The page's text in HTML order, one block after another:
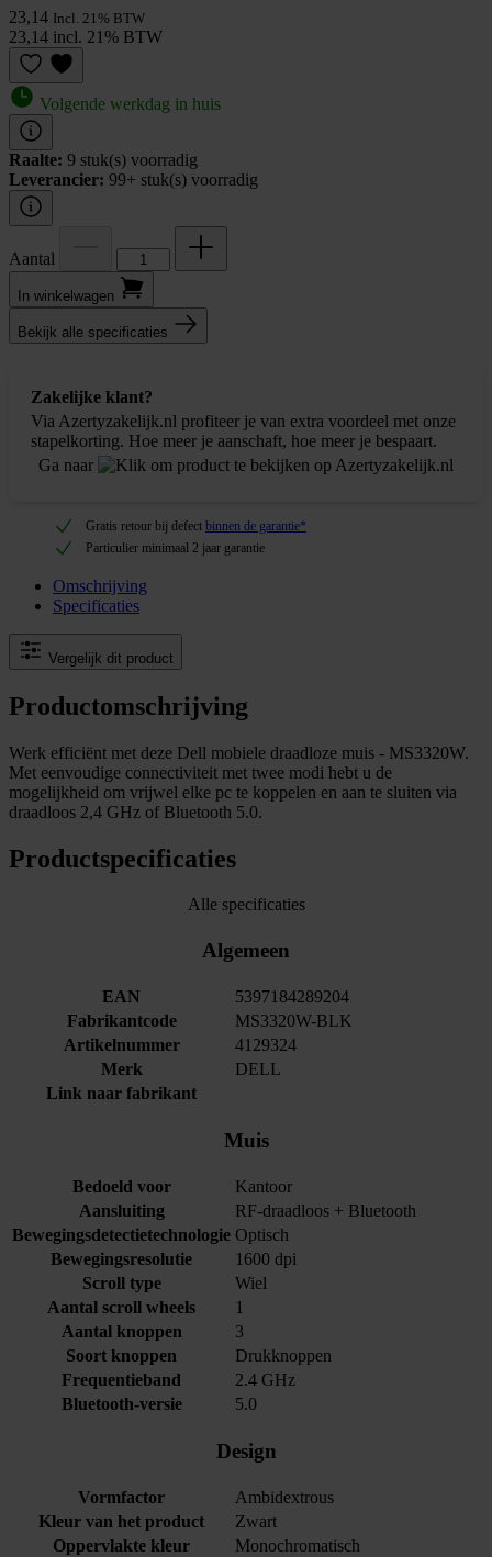
23,14 Incl. 21% BTW
23,14 incl. 21% BTW
Volgende werkdag in huis
Raalte: 9 stuk(s) voorradig
Leverancier: 99+ stuk(s) voorradig
Aantal
In winkel­wagen
Bekijk alle specificaties
Zakelijke klant?
Via Azertyzakelijk.nl profiteer je van extra voordeel met onze
stapelkorting. Hoe meer je aanschaft, hoe meer je bespaart.
Ga naar
Gratis retour bij defect binnen de garantie*
Particulier minimaal 2 jaar garantie
Omschrijving
Specificaties
Vergelijk dit product
Productomschrijving
Werk efficiënt met deze Dell mobiele draadloze muis - MS3320W.
Met eenvoudige connectiviteit met twee modi hebt u de
mogelijkheid om vrijwel elke pc te koppelen en aan te sluiten via
draadloos 2,4 GHz of Bluetooth 5.0.
Productspecificaties
Alle specificaties
Algemeen
EAN
5397184289204
Fabrikantcode
MS3320W-BLK
Artikelnummer
4129324
Merk
DELL
Link naar fabrikant
Muis
Bedoeld voor
Kantoor
Aansluiting
RF-draadloos + Bluetooth
Bewegingsdetectietechnologie Optisch
Bewegingsresolutie
1600 dpi
Scroll type
Wiel
Aantal scroll wheels
1
Aantal knoppen
3
Soort knoppen
Drukknoppen
Frequentieband
2.4 GHz
Bluetooth-versie
5.0
Design
Vormfactor
Ambidextrous
Kleur van het product
Zwart
Oppervlakte kleur
Monochromatisch